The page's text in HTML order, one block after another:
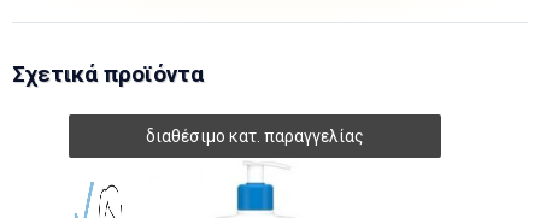
Σχετικά προϊόντα